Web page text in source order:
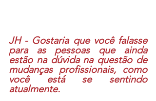
JH - Gostaria que você falasse
para as pessoas que ainda
estão na dúvida na questão de
mudanças profissionais, como
você está se sentindo
atualmente.